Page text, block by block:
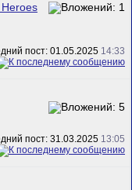
пост: 01.05.2025 14:33
пост: 31.03.2025 13:05